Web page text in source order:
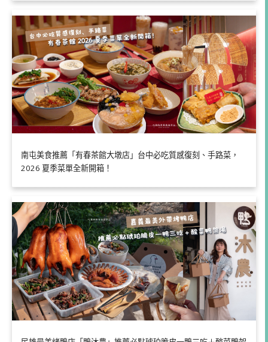
南屯美食推薦「有春茶館大墩店」台中必吃質感復刻、手路菜，
2026 夏季菜單全新開箱！